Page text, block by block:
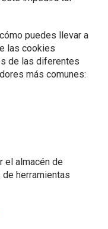
puedes llevar a
las cookies
de las diferentes
más comunes:
el almacén de
herramientas